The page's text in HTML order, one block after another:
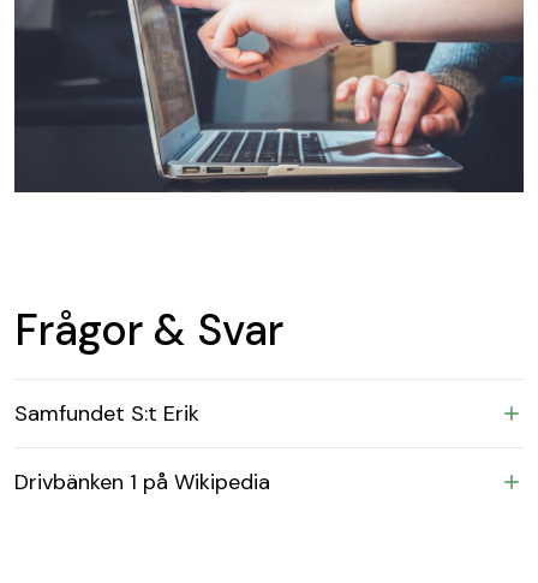
Frågor & Svar
Samfundet S:t Erik
Drivbänken 1 på Wikipedia